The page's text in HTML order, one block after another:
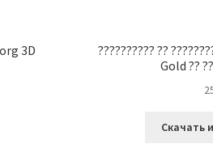
3D
?????????? ??
Gold ??
Скачать